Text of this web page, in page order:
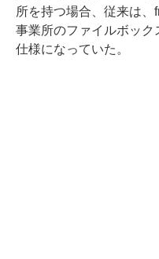
所を持つ場合、従来は
事業所のファイルボック
仕様になっていた。